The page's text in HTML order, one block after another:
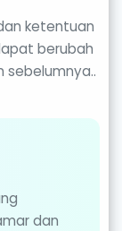
ketentuan
berubah
dan